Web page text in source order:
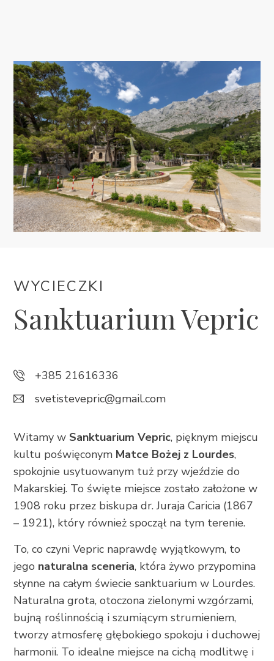
KALENDARZ WYDARZEŃ
INFORMACJE
PL
+385 21 618 337
info@brela.hr
Contact us
FOLLOW US
WYCIECZKI
Sanktuarium Vepric
+385 21616336
svetistevepric@gmail.com
Witamy w Sanktuarium Vepric, pięknym miejscu
kultu poświęconym Matce Bożej z Lourdes,
spokojnie usytuowanym tuż przy wjeździe do
Makarskiej. To święte miejsce zostało założone w
1908 roku przez biskupa dr. Juraja Caricia (1867
– 1921), który również spoczął na tym terenie.
To, co czyni Vepric naprawdę wyjątkowym, to
jego naturalna sceneria, która żywo przypomina
słynne na całym świecie sanktuarium w Lourdes.
Naturalna grota, otoczona zielonymi wzgórzami,
bujną roślinnością i szumiącym strumieniem,
tworzy atmosferę głębokiego spokoju i duchowej
harmonii. To idealne miejsce na cichą modlitwę i